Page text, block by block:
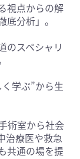
視点からの解
分析」。
のスペシャリ
学ぶ”から生
術室から社会
治療医や救急
共通の場を提